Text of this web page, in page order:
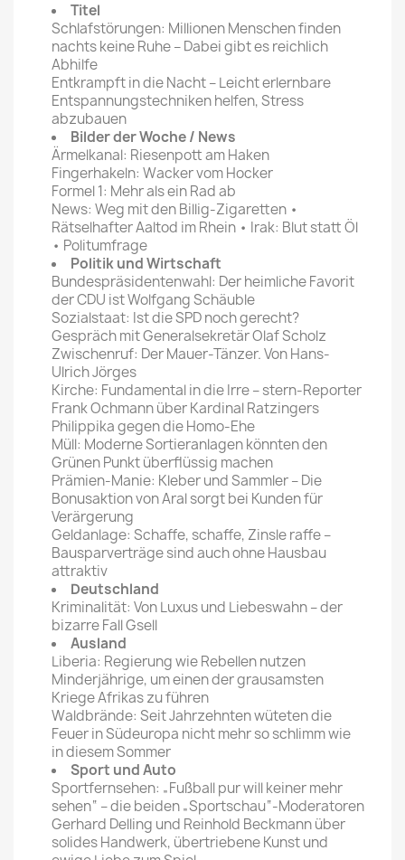
Titel
Schlafstörungen: Millionen Menschen finden
nachts keine Ruhe – Dabei gibt es reichlich
Abhilfe
Entkrampft in die Nacht – Leicht erlernbare
Entspannungstechniken helfen, Stress
abzubauen
Bilder der Woche / News
Ärmelkanal: Riesenpott am Haken
Fingerhakeln: Wacker vom Hocker
Formel 1: Mehr als ein Rad ab
News: Weg mit den Billig-Zigaretten •
Rätselhafter Aaltod im Rhein • Irak: Blut statt Öl
• Politumfrage
Politik und Wirtschaft
Bundespräsidentenwahl: Der heimliche Favorit
der CDU ist Wolfgang Schäuble
Sozialstaat: Ist die SPD noch gerecht?
Gespräch mit Generalsekretär Olaf Scholz
Zwischenruf: Der Mauer-Tänzer. Von Hans-
Ulrich Jörges
Kirche: Fundamental in die Irre – stern-Reporter
Frank Ochmann über Kardinal Ratzingers
Philippika gegen die Homo-Ehe
Müll: Moderne Sortieranlagen könnten den
Grünen Punkt überflüssig machen
Prämien-Manie: Kleber und Sammler – Die
Bonusaktion von Aral sorgt bei Kunden für
Verärgerung
Geldanlage: Schaffe, schaffe, Zinsle raffe –
Bausparverträge sind auch ohne Hausbau
attraktiv
Deutschland
Kriminalität: Von Luxus und Liebeswahn – der
bizarre Fall Gsell
Ausland
Liberia: Regierung wie Rebellen nutzen
Minderjährige, um einen der grausamsten
Kriege Afrikas zu führen
Waldbrände: Seit Jahrzehnten wüteten die
Feuer in Südeuropa nicht mehr so schlimm wie
in diesem Sommer
Sport und Auto
Sportfernsehen: „Fußball pur will keiner mehr
sehen“ – die beiden „Sportschau“-Moderatoren
Gerhard Delling und Reinhold Beckmann über
solides Handwerk, übertriebene Kunst und